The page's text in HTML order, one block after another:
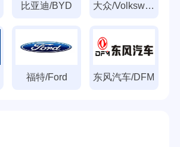
比亚迪/BYD 大众/Volkswagen
福特/Ford 东风汽车/DFM